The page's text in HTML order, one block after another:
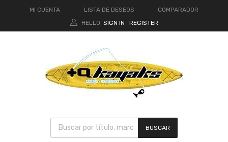
MI CUENTA LISTA DE DESEOS
COMPARADOR
HELLO. SIGN IN REGISTER
BUSCAR